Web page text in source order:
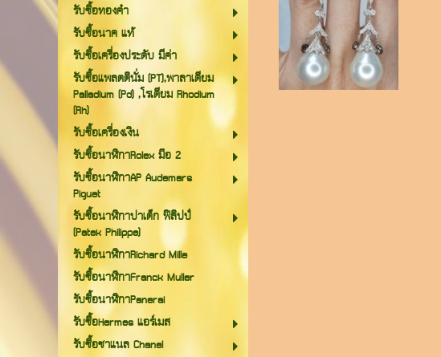
รับซื้อทองคำ
รับซื้อนาค แท้
รับซื้อเครื่องประดับ มีค่า
รับซื้อแพลตตินั่ม (PT),พาลาเดียม
Palladium (Pd) ,โรเดียม Rhodium
(Rh)
รับซื้อเครื่องเงิน
รับซื้อนาฬิกาRolex มือ 2
รับซื้อนาฬิกาAP Audemars
Piguet
รับซื้อนาฬิกาปาเต็ก ฟิลิปป์
(Patek Philippe)
รับซื้อนาฬิกาRichard Mille
รับซื้อนาฬิกาFranck Muller
รับซื้อนาฬิกาPanerai
รับซื้อHermes แอร์เมส
รับซื้อชาแนล Chanel